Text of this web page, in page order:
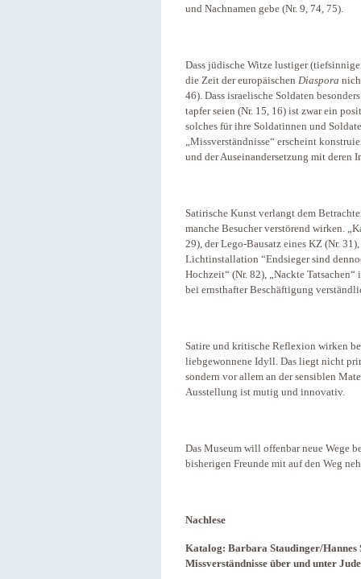
und Nachnamen gebe (Nr. 9, 74, 75).
Dass jüdische Witze lustiger
die Zeit der europäischen Diaspora
46). Dass israelische Soldaten
tapfer seien (Nr. 15, 16) ist zwar ein
solches für ihre Soldatinnen und
„Missverständnisse“ erscheint
und der Auseinandersetzung mit
Satirische Kunst verlangt dem
manche Besucher verstörend wirken.
29), der Lego-Bausatz eines KZ (Nr.
Lichtinstallation “Endsieger sind
Hochzeit“ (Nr. 82), „Nackte
bei ernsthafter Beschäftigung
Satire und kritische Reflexion wirken
liebgewonnene Idyll. Das liegt nicht
sondern vor allem an der sensiblen
Ausstellung ist mutig und innovativ.
Das Museum will offenbar neue Wege
bisherigen Freunde mit auf den Weg
Nachlese
Katalog: Barbara Staudinger/Hannes
Missverständnisse über und unter